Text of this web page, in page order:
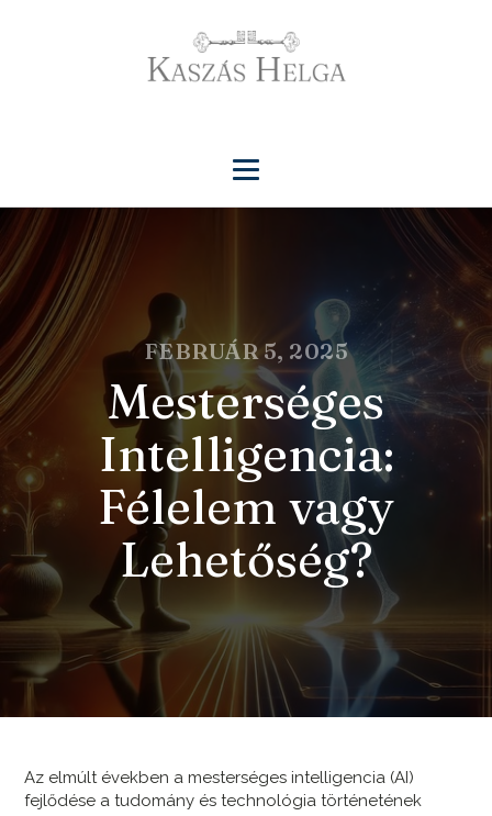
FEBRUÁR 5, 2025
Mesterséges
Intelligencia:
Félelem vagy
Lehetőség?
Az elmúlt években a mesterséges intelligencia (AI)
fejlődése a tudomány és technológia történetének